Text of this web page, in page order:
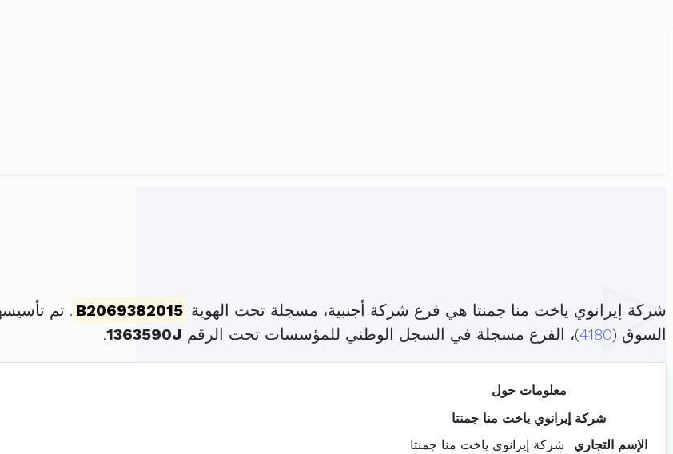
شركة إيرانوي ياخت منا جمنتا هي فرع شركة أجنبية، مسجلة تحت الهوية B2069382015
السوق (4180)، الفرع مسجلة في السجل الوطني للمؤسسات تحت الرقم 1363590J
.
معلومات حول
شركة إيرانوي ياخت منا جمنتا
الإسم التجاري
شركة إيرانوي ياخت منا جمنتا